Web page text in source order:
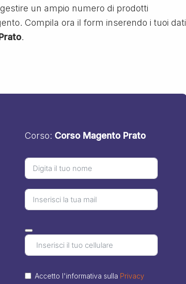
un ampio numero di prodotti
Compila ora il form inserendo i tuoi dati
.
Corso: Corso Magento Prato
Accetto l'informativa sulla Privacy